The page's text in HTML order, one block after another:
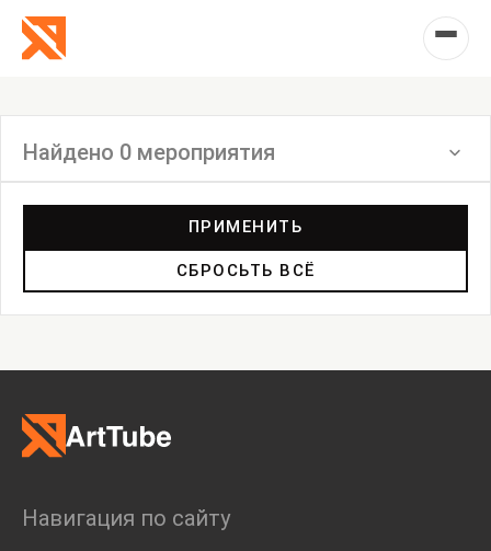
Найдено 0 мероприятия
Дискуссия
Пост-релиз
Пресс-конференция
Ярмарка
ПРИМЕНИТЬ
СБРОСЬТЬ ВСЁ
Навигация по сайту